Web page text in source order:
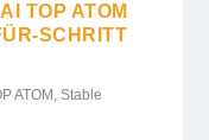
TOP ATOM
SCHRITT
ATOM ,Stable